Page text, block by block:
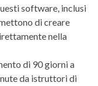
software, inclusi
di creare
nella
di 90 giorni a
da istruttori di